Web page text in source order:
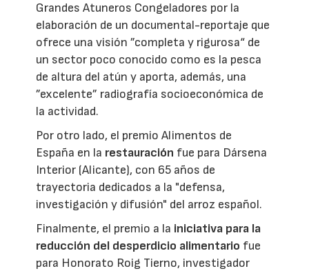
Grandes Atuneros Congeladores por la
elaboración de un documental-reportaje que
ofrece una visión ”completa y rigurosa“ de
un sector poco conocido como es la pesca
de altura del atún y aporta, además, una
”excelente” radiografía socioeconómica de
la actividad.
Por otro lado, el premio Alimentos de
España en la restauración fue para Dársena
Interior (Alicante), con 65 años de
trayectoria dedicados a la "defensa,
investigación y difusión" del arroz español.
Finalmente, el premio a la iniciativa para la
reducción del desperdicio alimentario fue
para Honorato Roig Tierno, investigador